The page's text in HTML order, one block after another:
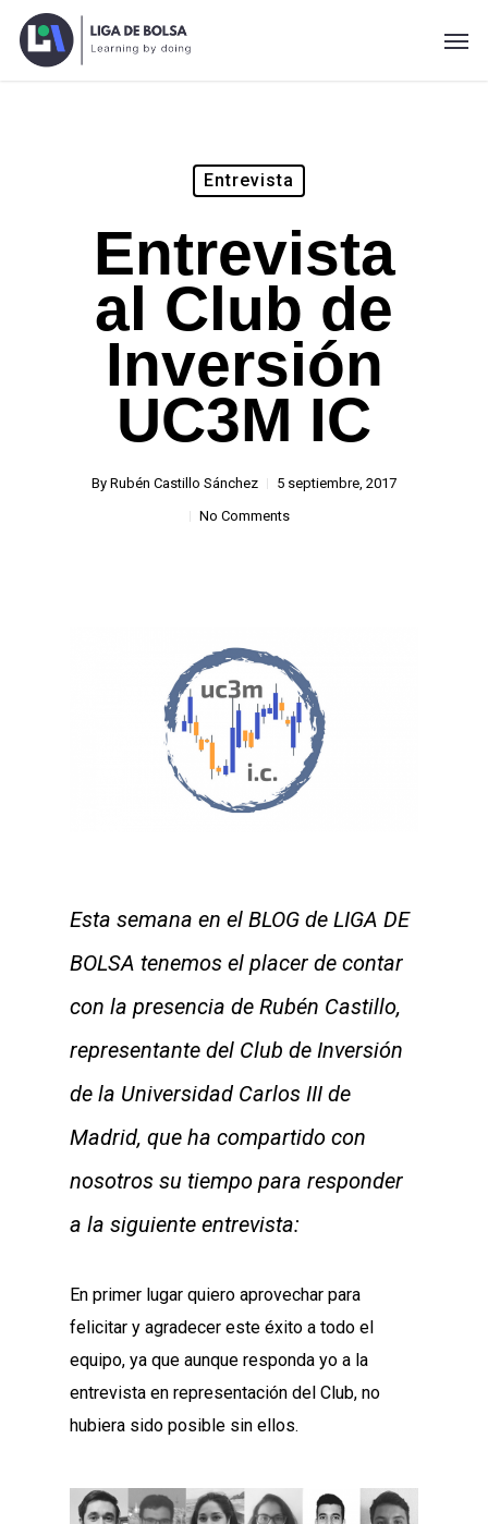
Skip
Entrevista
Entrevista
al Club de
Inversión
UC3M IC
By Rubén Castillo Sánchez
5 septiembre, 2017
No Comments
Esta semana en el BLOG de LIGA DE
BOLSA tenemos el placer de contar
con la presencia de Rubén Castillo,
representante del Club de Inversión
de la Universidad Carlos III de
Madrid, que ha compartido con
nosotros su tiempo para responder
a la siguiente entrevista:
En primer lugar quiero aprovechar para
felicitar y agradecer este éxito a todo el
equipo, ya que aunque responda yo a la
entrevista en representación del Club, no
hubiera sido posible sin ellos.